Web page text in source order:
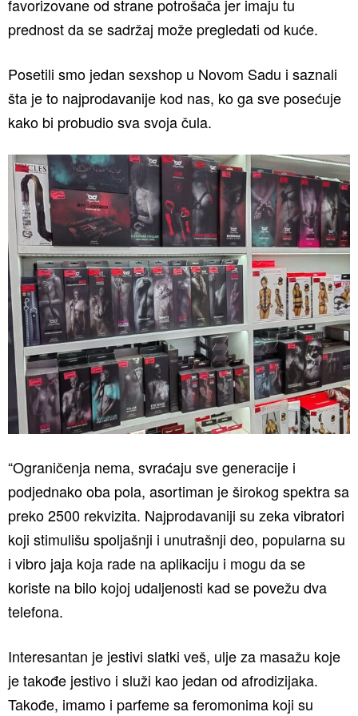
favorizovane od strane potrošača jer imaju tu
prednost da se sadržaj može pregledati od kuće.
Posetili smo jedan sexshop u Novom Sadu i saznali
šta je to najprodavanije kod nas, ko ga sve posećuje
kako bi probudio sva svoja čula.
“Ograničenja nema, svraćaju sve generacije i
podjednako oba pola, asortiman je širokog spektra sa
preko 2500 rekvizita. Najprodavaniji su zeka vibratori
koji stimulišu spoljašnji i unutrašnji deo, popularna su
i vibro jaja koja rade na aplikaciju i mogu da se
koriste na bilo kojoj udaljenosti kad se povežu dva
telefona.
Interesantan je jestivi slatki veš, ulje za masažu koje
je takođe jestivo i služi kao jedan od afrodizijaka.
Takođe, imamo i parfeme sa feromonima koji su